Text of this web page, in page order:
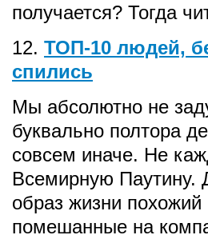
получается? Тогда
12. ТОП-10 людей,
спились
Мы абсолютно не
буквально полтора
совсем иначе. Не
Всемирную Паутину.
образ жизни
помешанные на